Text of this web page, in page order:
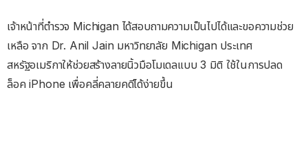
เจ้าหน้าที่ตำรวจ Michigan ได้สอบถามความเป็นไปได้และขอความช่วย
เหลือ จาก Dr. Anil Jain มหาวิทยาลัย Michigan ประเทศ
สหรัฐอเมริกาให้ช่วยสร้างลายนิ้วมือโมเดลแบบ 3 มิติ ใช้ในการปลด
ล็อค iPhone เพื่อคลี่คลายคดีได้ง่ายขึ้น